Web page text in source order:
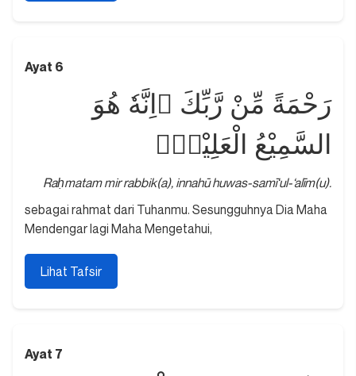
Ayat 6
رَحْمَةً مِّنْ رَّبِّكَ ۗاِنَّهٗ هُوَ
السَّمِيْعُ الْعَلِيْمُۗ
Raḥmatam mir rabbik(a), innahū huwas-samī‘ul-‘alīm(u).
sebagai rahmat dari Tuhanmu. Sesungguhnya Dia Maha
Mendengar lagi Maha Mengetahui,
Lihat Tafsir
Ayat 7